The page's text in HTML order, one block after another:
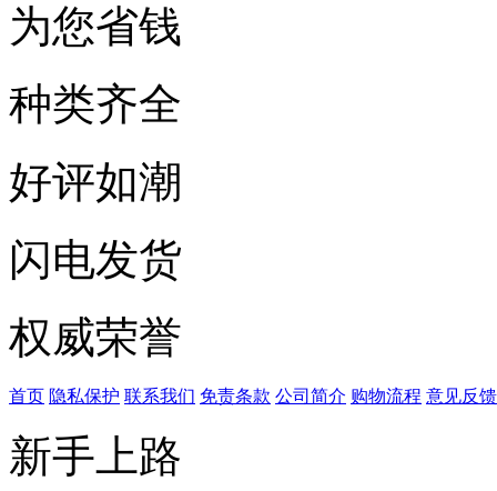
为您省钱
种类齐全
好评如潮
闪电发货
权威荣誉
首页 隐私保护 联系我们 免责条款 公司简介 购物流程 意见反馈
新手上路